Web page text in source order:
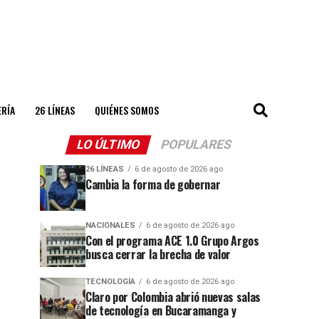
26 LÍNEAS QUIÉNES SOMOS
LO ÚLTIMO POPULARES
26 LÍNEAS 6 de agosto de 2026 ago
Cambia la forma de gobernar
NACIONALES 6 de agosto de 2026 ago
Con el programa ACE 1.0 Grupo Argos
busca cerrar la brecha de valor
TECNOLOGÍA 6 de agosto de 2026 ago
Claro por Colombia abrió nuevas salas
de tecnología en Bucaramanga y